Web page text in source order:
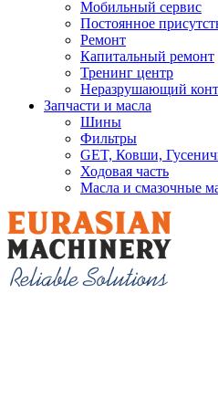
Мобильный сервис
Постоянное
Ремонт
Капитальный ремонт
Тренинг центр
Неразрушающий
Запчасти и масла
Шины
Фильтры
GET, Ковши,
Ходовая часть
Масла и смазочные